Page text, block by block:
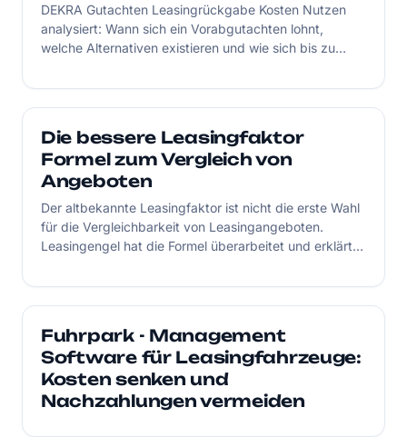
DEKRA Gutachten Leasingrückgabe Kosten Nutzen
analysiert: Wann sich ein Vorabgutachten lohnt,
welche Alternativen existieren und wie sich bis zu
Die bessere Leasingfaktor
Formel zum Vergleich von
Angeboten
Der altbekannte Leasingfaktor ist nicht die erste Wahl
für die Vergleichbarkeit von Leasingangeboten.
Leasingengel hat die Formel überarbeitet und erklärt
Fuhrpark - Management
Software für Leasingfahrzeuge:
Kosten senken und
Nachzahlungen vermeiden